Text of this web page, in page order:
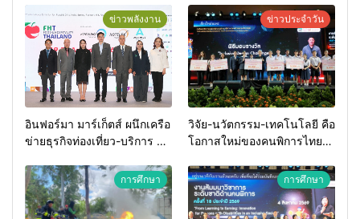
ข่าวพลังงาน
อินฟอร์มา มาร์เก็ตส์ ผนึกเครือ
ข่ายธุรกิจท่องเที่ยว-บริการ จัด
2026 เชื่อม 4 งานใหญ่ สร้าง
โอกาสธุรกิจครบวงจร ด้วย
ครับ
ข่าวประจำวัน
วิจัย-นวัตกรรม-เทคโนโลยี คือ
โอกาสใหม่ของคนพิการไทย
ประเทศ
การศึกษา การศึกษา